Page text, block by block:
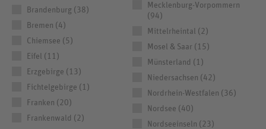
Brandenburg (38)
Bremen (4)
Chiemsee (5)
Eifel (11)
Erzgebirge (13)
Fichtelgebirge (1)
Franken (20)
Frankenwald (2)
Mecklenburg-Vorpommern
(94)
Mittelrheintal (2)
Mosel & Saar (15)
Münsterland (1)
Niedersachsen (42)
Nordrhein-Westfalen (36)
Nordsee (40)
Nordseeinseln (23)